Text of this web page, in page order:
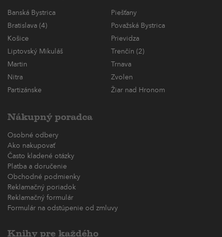
Banská Bystrica
Piešťany
Bratislava (4)
Považská Bystrica
Košice
Prievidza
Liptovský Mikuláš
Trenčín (2)
Martin
Trnava
Nitra
Zvolen
Partizánske
Žiar nad Hronom
Nákupný poradca
Osobné odbery
Ako nakupovať
Často kladené otázky
Platba a doručenie
Obchodné podmienky
Reklamačný poriadok
Reklamačný formulár
Formulár na odstúpenie od zmluvy
Knihy pre každého